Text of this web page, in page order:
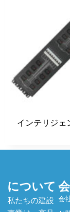
インテリジェ
について
私たちの建設
会